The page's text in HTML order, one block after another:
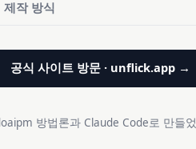
제작 방식
공식 사이트 방문 · unflick.app →
방법론과 Claude Code로 만들